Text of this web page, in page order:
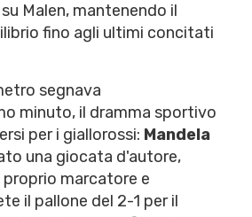
Malen, mantenendo il
fino agli ultimi concitati
segnava
minuto, il dramma sportivo
per i giallorossi: Mandela
una giocata d'autore,
marcatore e
il pallone del 2-1 per il